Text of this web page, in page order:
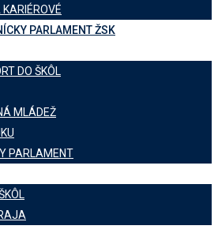
PARLAMENT ŽSK
DO ŠKÔL
MLÁDEŽ
PARLAMENT